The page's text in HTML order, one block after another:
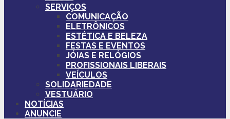
SERVIÇOS
COMUNICAÇÃO
ELETRÔNICOS
ESTÉTICA E BELEZA
FESTAS E EVENTOS
JÓIAS E RELÓGIOS
PROFISSIONAIS LIBERAIS
VEÍCULOS
SOLIDARIEDADE
VESTUÁRIO
NOTÍCIAS
ANUNCIE